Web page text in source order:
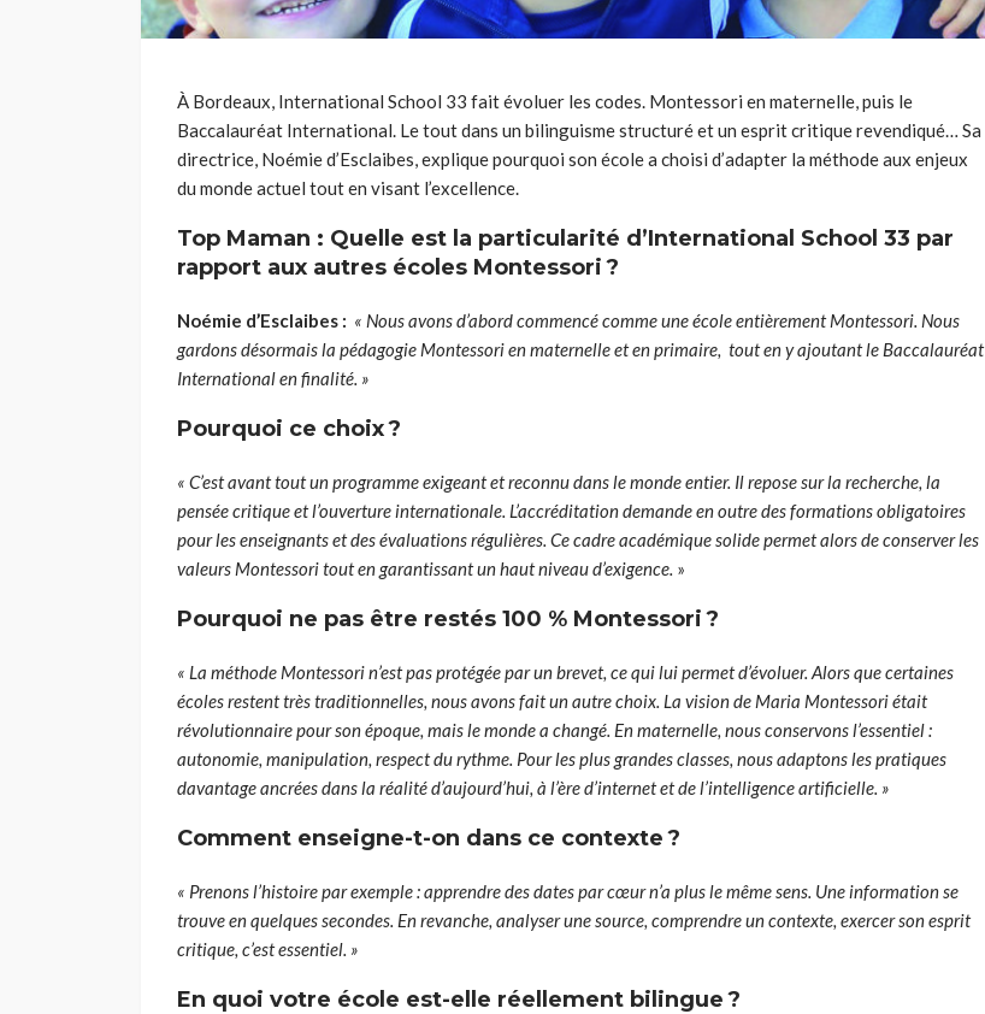
À Bordeaux, International School 33 fait évoluer les codes. Montessori en maternelle, puis le
Baccalauréat International. Le tout dans un bilinguisme structuré et un esprit critique revendiqué… Sa
directrice, Noémie d’Esclaibes, explique pourquoi son école a choisi d’adapter la méthode aux enjeux
du monde actuel tout en visant l’excellence.
Top Maman : Quelle est la particularité d’International School 33 par
rapport aux autres écoles Montessori ?
Noémie d’Esclaibes : « Nous avons d’abord commencé comme une école entièrement Montessori. Nous
gardons désormais la pédagogie Montessori en maternelle et en primaire, tout en y ajoutant le Baccalauréat
International en finalité. »
Pourquoi ce choix ?
« C’est avant tout un programme exigeant et reconnu dans le monde entier. Il repose sur la recherche, la
pensée critique et l’ouverture internationale. L’accréditation demande en outre des formations obligatoires
pour les enseignants et des évaluations régulières. Ce cadre académique solide permet alors de conserver les
valeurs Montessori tout en garantissant un haut niveau d’exigence. »
Pourquoi ne pas être restés 100 % Montessori ?
« La méthode Montessori n’est pas protégée par un brevet, ce qui lui permet d’évoluer. Alors que certaines
écoles restent très traditionnelles, nous avons fait un autre choix. La vision de Maria Montessori était
révolutionnaire pour son époque, mais le monde a changé. En maternelle, nous conservons l’essentiel :
autonomie, manipulation, respect du rythme. Pour les plus grandes classes, nous adaptons les pratiques
davantage ancrées dans la réalité d’aujourd’hui, à l’ère d’internet et de l’intelligence artificielle. »
Comment enseigne-t-on dans ce contexte ?
« Prenons l’histoire par exemple : apprendre des dates par cœur n’a plus le même sens. Une information se
trouve en quelques secondes. En revanche, analyser une source, comprendre un contexte, exercer son esprit
critique, c’est essentiel. »
En quoi votre école est-elle réellement bilingue ?